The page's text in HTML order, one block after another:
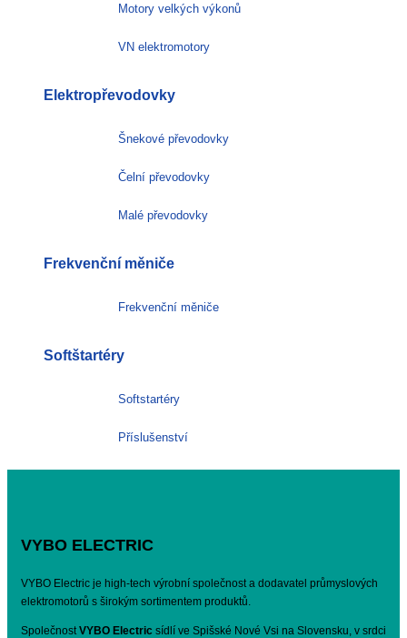
Motory velkých výkonů
VN elektromotory
Elektropřevodovky
Šnekové převodovky
Čelní převodovky
Malé převodovky
Frekvenční měniče
Frekvenční měniče
Softštartéry
Softstartéry
Příslušenství
VYBO ELECTRIC
VYBO Electric je high-tech výrobní společnost a dodavatel průmyslových
elektromotorů s širokým sortimentem produktů.
Společnost VYBO Electric sídlí ve Spišské Nové Vsi na Slovensku, v srdci